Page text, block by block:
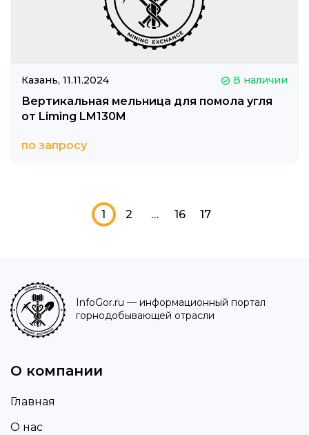
Казань, 11.11.2024 В наличии
Вертикальная мельница для помола угля
от Liming LM130M
по запросу
1 2 … 16 17
InfoGor.ru — информационный портал
горнодобывающей отрасли
О компании
Главная
О нас